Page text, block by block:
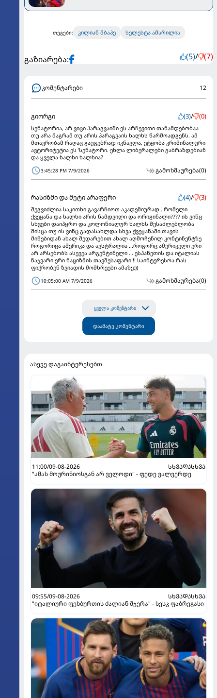
თეგები: კილიან მბაპე სელესტა ამარილია
გაზიარება: (5)/ (7)
კომენტარები 12
გიორგი (3)/ (0)
სენატორია, არ ვიცი პარაგვაიში ეს არჩევითი თანამდებობაა
თუ არა მაგრამ თუ არის პარაგვაის ხალხს წარმოადგენს. ამ
მთავრობამ რაღაც გაუგებრად იკნავლა, ეტყობა კრიმინალური
ავტორიტეტია ეს 'სენატორი. ეხლა ლიბერალები გაბრაზდებიან
და ყველა ხალხი ხალხია?
3:45:28 PM 7/9/2026 გამოხმაურება(0)
რასიზმი და მეტი არაფერი (4)/ (3)
შეგვიძლია საკითხი გავარჩიოთ აკადემიურად...რომელი
ქვეყანა და ხალხი არის ნამდვილი და ორიგინალი???? ის ვინც
სხვები დაიპყრო და კოლონიალურ ხალხს შესაძლებლობა
მისცა თუ ის ვინც გადასახლდა სხვა ქვეყანაში თავის
მიწებიდან ახალ შედარებით ახალ აღმოჩენილ კონტინენტზე
როგორიცა ამერიკა და ავსტრალია ...როგორც ამერიკელი ერი
არ არსებობს ასევეა არგენტინელი ... ესპანეთის და იტალიას
ნაჯვარი ერი ნაციზმის თავშესაფარი!!! საინტერესოა რას
ფიქრობენ ზვიადის მომხრეები ამაზე:))
10:05:00 AM 7/9/2026 გამოხმაურება(0)
ყველა კომენტარი
დაამატე კომენტარი
ასევე დაგაინტერესებთ
11:00/09-08-2026
ᲡᲮᲕᲐᲓᲐᲡᲮᲕᲐ
"ამას მოურინიოსგან არ ველოდი" - ფედე ვალვერდე
09:55/09-08-2026
ᲡᲮᲕᲐᲓᲐᲡᲮᲕᲐ
"იტალიური ფეხბურთის ძალიან მჯერა" - სესკ ფაბრეგასი